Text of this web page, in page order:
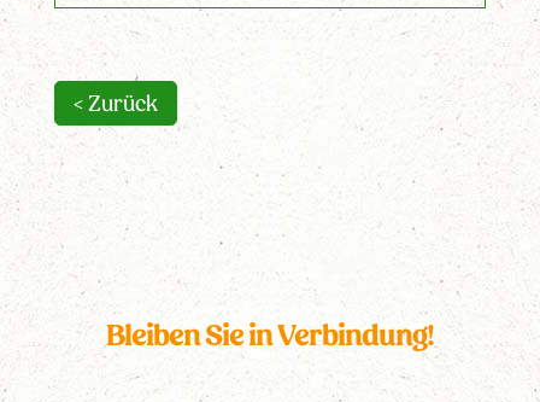
< Zurück
Bleiben Sie in Verbindung!